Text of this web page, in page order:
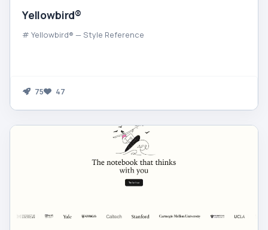
Yellowbird®
# Yellowbird® — Style Reference
75 47